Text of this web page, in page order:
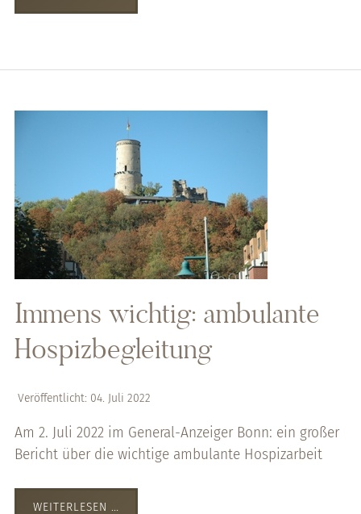
Immens wichtig: ambulante
Hospizbegleitung
Veröffentlicht: 04. Juli 2022
Am 2. Juli 2022 im General-Anzeiger Bonn: ein großer
Bericht über die wichtige ambulante Hospizarbeit
WEITERLESEN …